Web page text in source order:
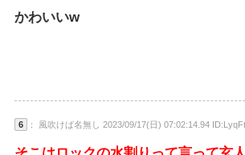
かわいいw
6 ： 風吹けば名無し 2023/09/17(日) 07:02:14.94